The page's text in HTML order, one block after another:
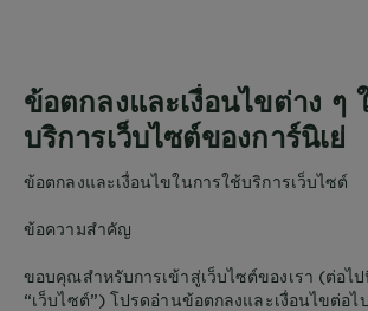
ข้อตกลงและเงื่อนไขต่าง ๆ
บริการเว็บไซต์ของการ์นิเย่
ข้อตกลงและเงื่อนไขในการใช้บริการเว็บไซต์
ข้อความสำคัญ
ขอบคุณสำหรับการเข้าสู่เว็บไซต์ของเรา (ต่อไป
“เว็บไซต์”) โปรดอ่านข้อตกลงและเงื่อนไขต่อไ